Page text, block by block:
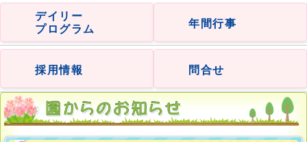
デイリー
プログラム
年間行事
採用情報 問合せ